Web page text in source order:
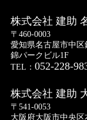
株式会社 建助
〒460-0003
愛知県名古屋市中区
錦パークビル1F
TEL： 052-228-
株式会社 建助
〒541-0053
大阪府大阪市中央